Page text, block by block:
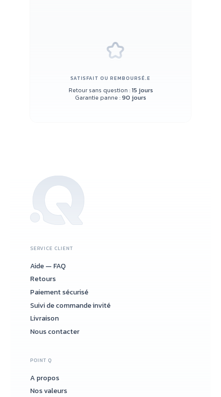
SATISFAIT OU REMBOURSÉ.E
Retour sans question :15 jours
Garantie panne :90 jours
SERVICE CLIENT
Aide — FAQ
Retours
Paiement sécurisé
Suivi de commande invité
Livraison
Nous contacter
POINT Q
A propos
Nos valeurs